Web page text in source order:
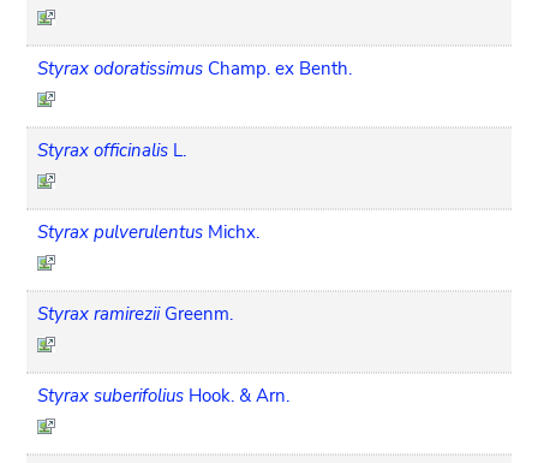
Styrax odoratissimus Champ. ex Benth.
Styrax officinalis L.
Styrax pulverulentus Michx.
Styrax ramirezii Greenm.
Styrax suberifolius Hook. & Arn.